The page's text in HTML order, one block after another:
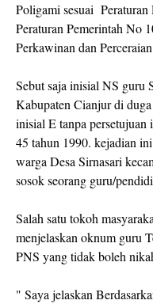
Poligami sesuai Peraturan
Peraturan Pemerintah No
Perkawinan dan
Sebut saja inisial NS guru
Kabupaten Cianjur di
inisial E tanpa persetujuan
45 tahun 1990. kejadian
warga Desa Sirnasari
sosok seorang guru/
Salah satu tokoh
menjelaskan oknum guru
PNS yang tidak boleh
" Saya jelaskan